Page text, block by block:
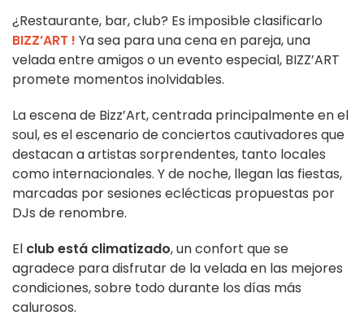
¿Restaurante, bar, club? Es imposible clasificarlo
BIZZ’ART ! Ya sea para una cena en pareja, una
velada entre amigos o un evento especial, BIZZ’ART
promete momentos inolvidables.
La escena de Bizz’Art, centrada principalmente en el
soul, es el escenario de conciertos cautivadores que
destacan a artistas sorprendentes, tanto locales
como internacionales. Y de noche, llegan las fiestas,
marcadas por sesiones eclécticas propuestas por
DJs de renombre.
El club está climatizado, un confort que se
agradece para disfrutar de la velada en las mejores
condiciones, sobre todo durante los días más
calurosos.